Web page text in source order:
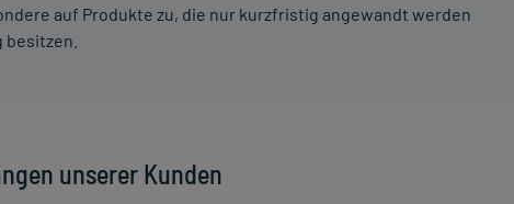
auf Produkte zu, die nur kurzfristig angewandt werden
unserer Kunden